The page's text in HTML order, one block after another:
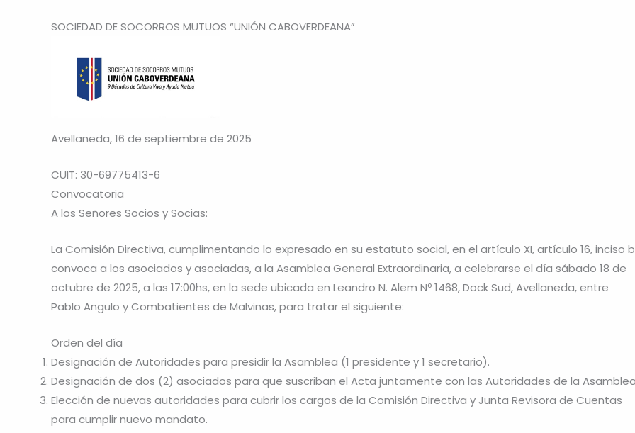
SOCIEDAD DE SOCORROS MUTUOS “UNIÓN CABOVERDEANA”
Avellaneda, 16 de septiembre de 2025
CUIT: 30-69775413-6
Convocatoria
A los Señores Socios y Socias:
La Comisión Directiva, cumplimentando lo expresado en su estatuto social, en el artículo XI, artículo 16, inciso
convoca a los asociados y asociadas, a la Asamblea General Extraordinaria, a celebrarse el día sábado 18 de
octubre de 2025, a las 17:00hs, en la sede ubicada en Leandro N. Alem Nº 1468, Dock Sud, Avellaneda, entre
Pablo Angulo y Combatientes de Malvinas, para tratar el siguiente:
Orden del día
Designación de Autoridades para presidir la Asamblea (1 presidente y 1 secretario).
Designación de dos (2) asociados para que suscriban el Acta juntamente con las Autoridades de la
Elección de nuevas autoridades para cubrir los cargos de la Comisión Directiva y Junta Revisora de Cuentas
para cumplir nuevo mandato.